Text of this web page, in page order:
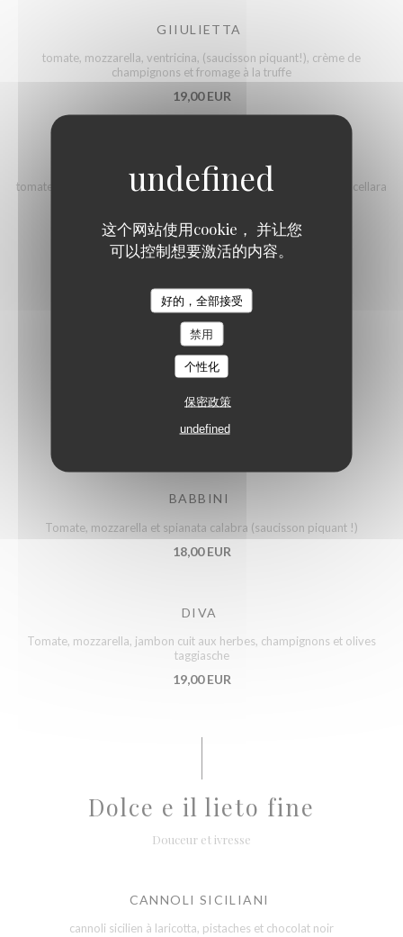
这个网站使用cookie， 并让您
可以控制想要激活的内容。
好的，全部接受
禁用
个性化
保密政策
undefined
GIIULIETTA
tomate, mozzarella, ventricina, (saucisson piquant!), crème de
champignons et fromage à la truffe
19,00 EUR
tomate, tomates cerises, filets d'anchois de sicile, olives vertes nocellara
Tomate, mozzarella, ricotta et basilic
17,00 EUR
15,00 EUR
BABBINI
Tomate, mozzarella et spianata calabra (saucisson piquant !)
18,00 EUR
DIVA
Tomate, mozzarella, jambon cuit aux herbes, champignons et olives
taggiasche
19,00 EUR
Dolce e il lieto fine
Douceur et ivresse
CANNOLI SICILIANI
cannoli sicilien à laricotta, pistaches et chocolat noir